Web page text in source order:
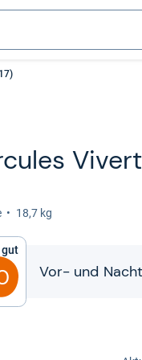
18,7 kg
gut
Vor-​​ und